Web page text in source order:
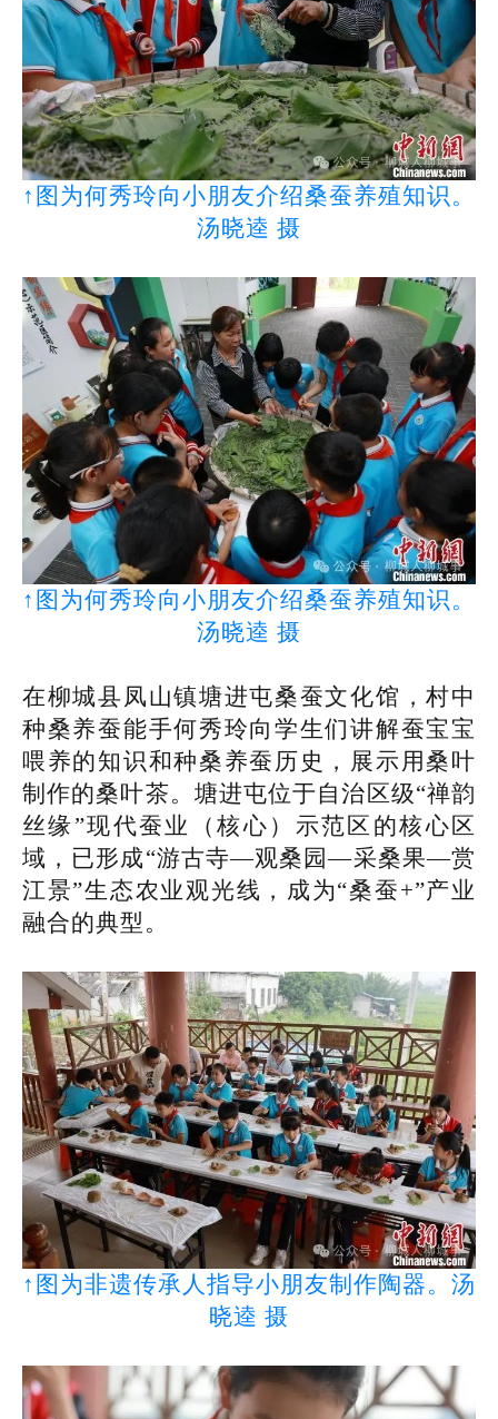
↑图为何秀玲向小朋友介绍桑蚕养殖知识。
汤晓逵 摄
↑图为何秀玲向小朋友介绍桑蚕养殖知识。
汤晓逵 摄
在柳城县凤山镇塘进屯桑蚕文化馆，村中
种桑养蚕能手何秀玲向学生们讲解蚕宝宝
喂养的知识和种桑养蚕历史，展示用桑叶
制作的桑叶茶。塘进屯位于自治区级“禅韵
丝缘”现代蚕业（核心）示范区的核心区
域，已形成“游古寺—观桑园—采桑果—赏
江景”生态农业观光线，成为“桑蚕+”产业
融合的典型。
↑图为非遗传承人指导小朋友制作陶器。汤
晓逵 摄